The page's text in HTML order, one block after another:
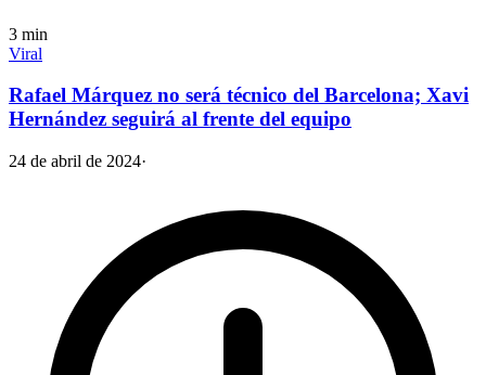
3 min
Viral
Rafael Márquez no será técnico del Barcelona; Xavi
Hernández seguirá al frente del equipo
24 de abril de 2024·